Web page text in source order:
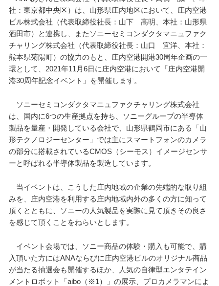
社：東京都中央区）は、山形県庄内地区において、庄内空港
ビル株式会社（代表取締役社長：山下 高明、本社：山形県
酒田市）と連携し、またソニーセミコンダクタマニュファク
チャリング株式会社（代表取締役社長：山口 宜洋、本社：
熊本県菊陽町）の協力のもと、庄内空港開港30周年企画の一
環として、2021年11月6日に庄内空港において「庄内空港開
港30周年記念イベント」を開催します。
ソニーセミコンダクタマニュファクチャリング株式会社
は、国内に6つの生産拠点を持ち、ソニーグループの半導体
製品を量産・開発している会社で、山形県鶴岡市にある「山
形テクノロジーセンター」では主にスマートフォンのカメラ
の部分に搭載されているCMOS（シーモス）イメージセンサ
ーと呼ばれる半導体製品を製造しています。
当イベントは、こうした庄内地域の企業の先端的な取り組
みを、庄内空港を利用する庄内地域内外の多くの方に知って
頂くとともに、ソニーの人気製品を実際に見て頂きその良さ
を感じて頂くことをねらいとします。
イベント会場では、ソニー商品の体験・購入も可能で、購
入頂いた方にはANAならびに庄内空港ビルのオリジナル商品
が当たる抽選会も開催するほか、人気の自律型エンタテイン
メントロボット「aibo（※1）」の展示、プロカメラマンによ